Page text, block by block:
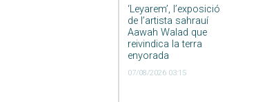
‘Leyarem’, l’exposició
de l’artista sahrauí
Aawah Walad que
reivindica la terra
enyorada
07/08/2026 03:15